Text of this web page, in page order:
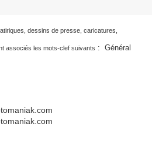
dessins de presse, caricatures,
associés les mots-clef suivants : Général